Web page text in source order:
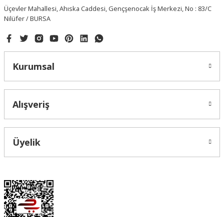
Üçevler Mahallesi, Ahıska Caddesi, Gençşenocak İş Merkezi, No : 83/C
Nilüfer / BURSA
Kurumsal
Alışveriş
Üyelik